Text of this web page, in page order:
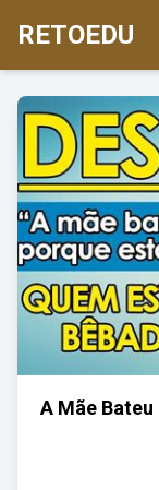
RETOEDU
A Mãe Bateu